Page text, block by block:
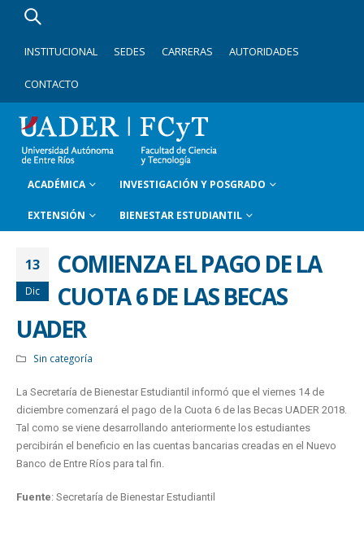
INSTITUCIONAL SEDES CARRERAS AUTORIDADES
CONTACTO
ACADÉMICA INVESTIGACIÓN Y POSGRADO
EXTENSIÓN BIENESTAR ESTUDIANTIL
13
Dic
COMIENZA EL PAGO DE LA
CUOTA 6 DE LAS BECAS
UADER
Sin categoría
La Secretaría de Bienestar Estudiantil informó que el viernes 14 de
diciembre comenzará el pago de la Cuota 6 de las Becas UADER 2018.
Tal como se viene desarrollando anteriormente los estudiantes
percibirán el beneficio en las cuentas bancarias creadas en el Nuevo
Banco de Entre Ríos para tal fin.
Fuente: Secretaría de Bienestar Estudiantil